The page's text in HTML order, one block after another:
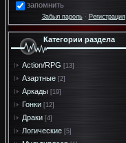
запомнить
Забыл пароль· Регистрация
Категории раздела
Action/RPG [13]
Азартные [2]
Аркады [19]
Гонки [12]
Драки [4]
Логические [5]